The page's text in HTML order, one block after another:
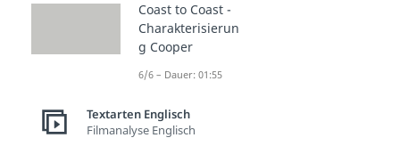
Coast to Coast -
Charakterisierun
g Cooper
6/6 – Dauer: 01:55
Textarten Englisch
Filmanalyse Englisch